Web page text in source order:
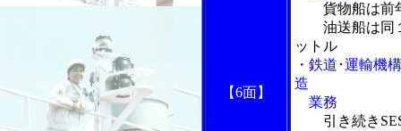
【6面】
貨物船は前
油送船は同１
ットル
・鉄道･運輸機
造
業務
引き続き